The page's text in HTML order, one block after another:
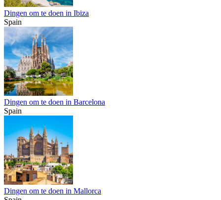
Dingen om te doen in Ibiza
Spain
Dingen om te doen in Barcelona
Spain
Dingen om te doen in Mallorca